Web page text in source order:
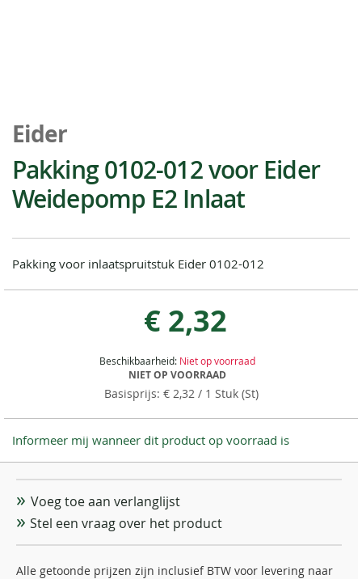
naar
het
begin
van
de
afbeeldingen-
gallerij
Eider
Pakking 0102-012 voor Eider
Weidepomp E2 Inlaat
Pakking voor inlaatspruitstuk Eider 0102-012
€ 2,32
€ 2,32/ 1 Stuk (St)
Beschikbaarheid: Niet op voorraad
NIET OP VOORRAAD
Informeer mij wanneer dit product op voorraad is
Voeg toe aan verlanglijst
Stel een vraag over het product
Alle getoonde prijzen zijn inclusief BTW voor levering naar